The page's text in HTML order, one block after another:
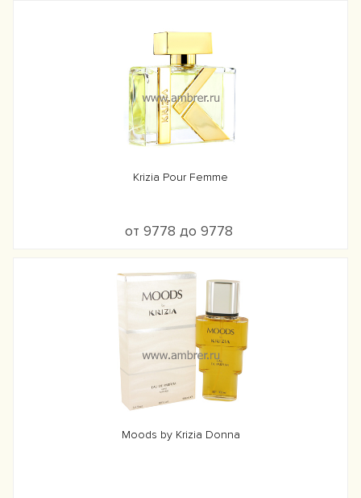
Krizia Pour Femme
от 9778 до 9778
Moods by Krizia Donna